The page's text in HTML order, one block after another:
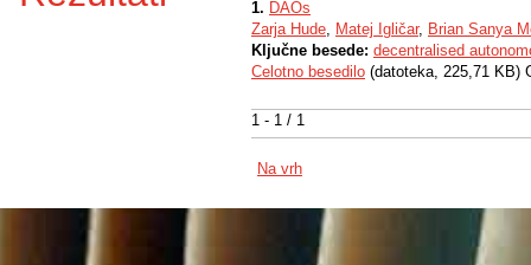
1 - 1 / 1
1. DAOs
Zarja Hude, Matej Igličar, Brian Sanya
Ključne besede: decentralised
Celotno besedilo (datoteka, 225,71 KB)
Na vrh